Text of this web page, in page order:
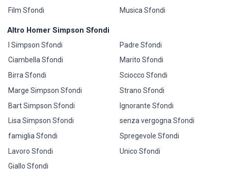
Film Sfondi
Musica Sfondi
Altro Homer Simpson Sfondi
I Simpson Sfondi
Ciambella Sfondi
Birra Sfondi
Marge Simpson Sfondi
Bart Simpson Sfondi
Lisa Simpson Sfondi
famiglia Sfondi
Lavoro Sfondi
Giallo Sfondi
Padre Sfondi
Marito Sfondi
Sciocco Sfondi
Strano Sfondi
Ignorante Sfondi
senza vergogna Sfondi
Spregevole Sfondi
Unico Sfondi